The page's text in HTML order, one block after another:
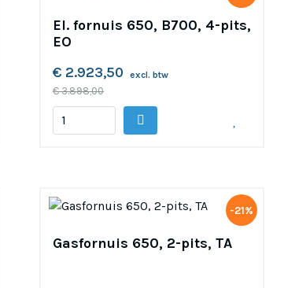
El. fornuis 650, B700, 4-pits,
EO
€ 2.923,50
excl. btw
€ 3.898,00
-21%
Gasfornuis 650, 2-pits, TA